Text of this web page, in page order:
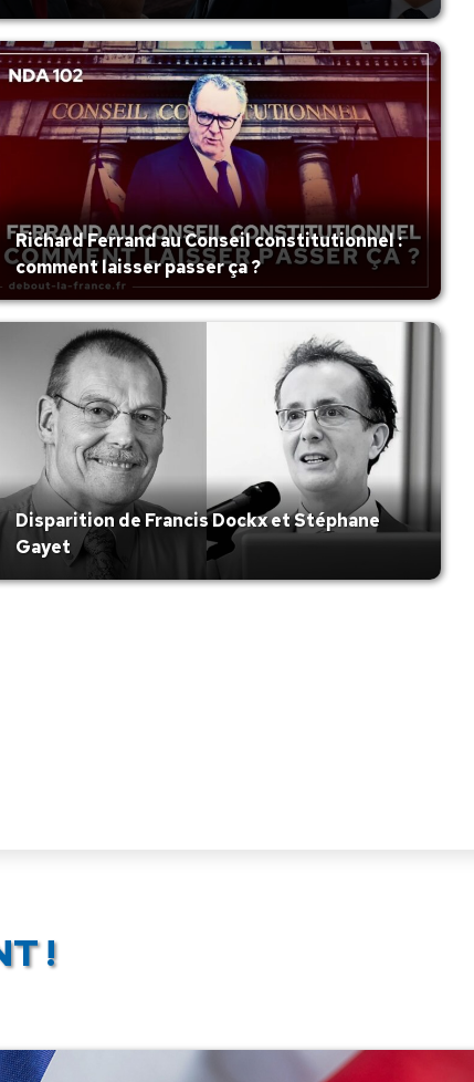
Richard Ferrand au Conseil constitutionnel :
comment laisser passer ça ?
Disparition de Francis Dockx et Stéphane
Gayet
!